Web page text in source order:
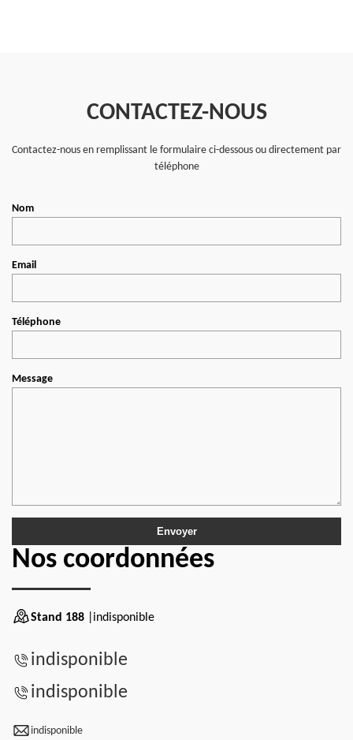
CONTACTEZ-NOUS
Contactez-nous en remplissant le formulaire ci-dessous ou directement par
téléphone
Nom
Email
Téléphone
Message
Nos coordonnées
Stand 188 |indisponible
indisponible
indisponible
indisponible